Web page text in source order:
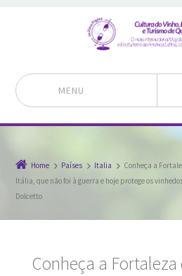
MENU
Home Países Italia
Conheça a
Itália, que não foi à guerra e hoje protege os
Dolcetto
Conheça a